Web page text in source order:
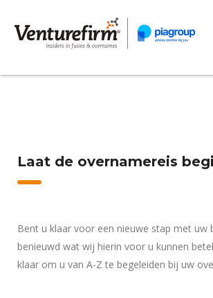
Laat de overnamereis
Bent u klaar voor een nieuwe stap met uw
benieuwd wat wij hierin voor u kunnen
klaar om u van A-Z te begeleiden bij uw